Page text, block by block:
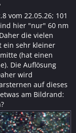
vom 22.05.26; 101
hier "nur" 60 nm
die vielen
ein sehr kleiner
(hat einen
Die Auflösung
wird
auf dieses
am Bildrand: